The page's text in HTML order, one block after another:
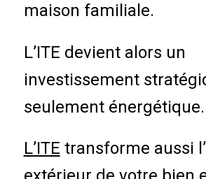
maison familiale.
L’ITE devient alors un
investissement
seulement énergétique.
L’ITE transforme aussi